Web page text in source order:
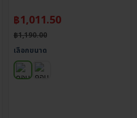
฿1,011.50
฿1,190.00
เลือกขนาด